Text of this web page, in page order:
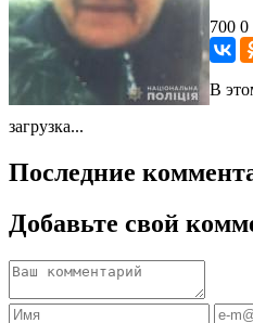
700 0
В
загрузка...
Последние
Добавьте свой